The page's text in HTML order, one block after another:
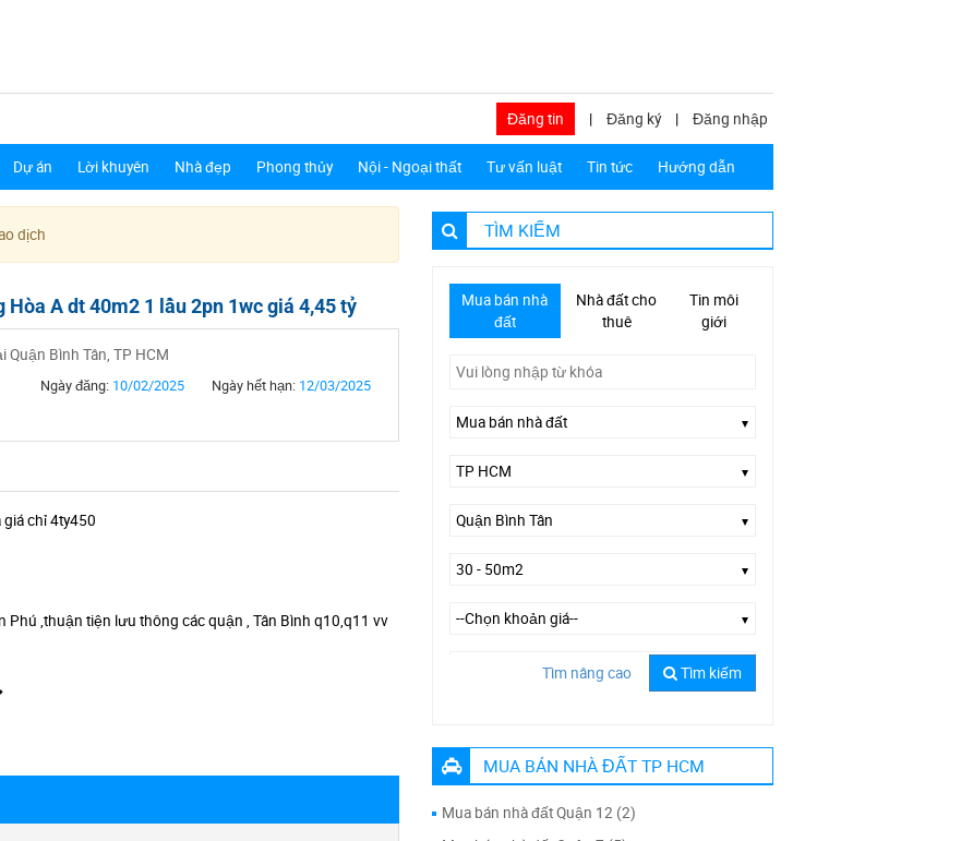
Đăng tin | Đăng ký | Đăng nhập
Dự án Lời khuyên Nhà đẹp Phong thủy Nội - Ngoại thất Tư vấn luật Tin tức Hướng dẫn
dịch
A dt 40m2 1 lầu 2pn 1wc giá 4,45 tỷ
Quận Bình Tân, TP HCM
Ngày đăng: 10/02/2025 Ngày hết hạn: 12/03/2025
chỉ 4ty450
,thuận tiện lưu thông các quận , Tân Bình q10,q11 vv
TÌM KIẾM
Mua bán nhà
đất
Nhà đất cho
thuê
Tin môi
giới
Tìm nâng cao Tìm kiếm
MUA BÁN NHÀ ĐẤT TP HCM
Mua bán nhà đất Quận 12 (2)